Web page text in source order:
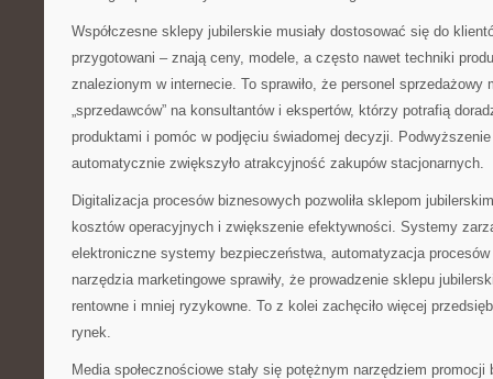
Współczesne sklepy jubilerskie musiały dostosować się do
przygotowani – znają ceny, modele, a często nawet techniki
znalezionym w internecie. To sprawiło, że personel sprzedażowy
„sprzedawców” na konsultantów i ekspertów, którzy potrafią
produktami i pomóc w podjęciu świadomej decyzji. Podwyższenie
automatycznie zwiększyło atrakcyjność zakupów stacjonarnych.
Digitalizacja procesów biznesowych pozwoliła sklepom
kosztów operacyjnych i zwiększenie efektywności. Systemy
elektroniczne systemy bezpieczeństwa, automatyzacja
narzędzia marketingowe sprawiły, że prowadzenie sklepu
rentowne i mniej ryzykowne. To z kolei zachęciło więcej
rynek.
Media społecznościowe stały się potężnym narzędziem